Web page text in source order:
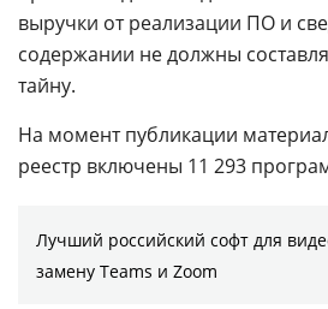
выручки от реализации ПО и
содержании не должны
тайну.
На момент публикации
реестр включены 11 293
Лучший российский софт для
замену Teams и Zoom